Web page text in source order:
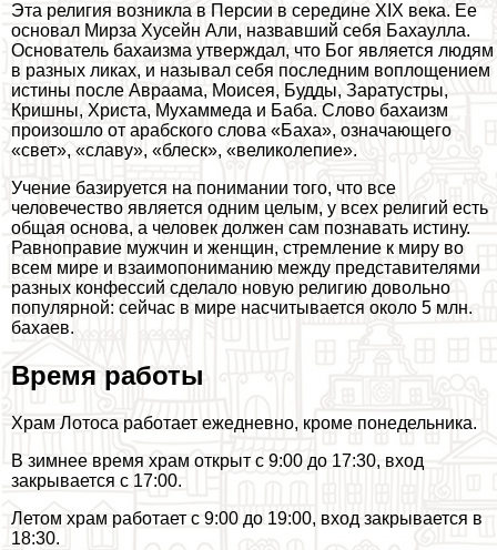
Эта религия возникла в Персии в середине XIX века. Ее
основал Мирза Хусейн Али, назвавший себя Бахаулла.
Основатель бахаизма утверждал, что Бог является людям
в разных ликах, и называл себя последним воплощением
истины после Авраама, Моисея, Будды, Заратустры,
Кришны, Христа, Мухаммеда и Баба. Слово бахаизм
произошло от арабского слова «Баха», означающего
«свет», «славу», «блеск», «великолепие».
Учение базируется на понимании того, что все
человечество является одним целым, у всех религий есть
общая основа, а человек должен сам познавать истину.
Равноправие мужчин и женщин, стремление к миру во
всем мире и взаимопониманию между представителями
разных конфессий сделало новую религию довольно
популярной: сейчас в мире насчитывается около 5 млн.
бахаев.
Время работы
Храм Лотоса работает ежедневно, кроме понедельника.
В зимнее время храм открыт с 9:00 до 17:30, вход
закрывается с 17:00.
Летом храм работает с 9:00 до 19:00, вход закрывается в
18:30.